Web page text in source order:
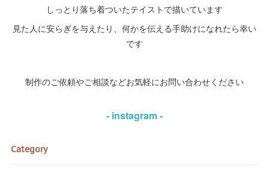
しっとり落ち着ついたテイストで描いています
見た人に安らぎを与えたり、何かを伝える手助けになれたら幸い
です
制作のご依頼やご相談などお気軽にお問い合わせください
- instagram -
Category